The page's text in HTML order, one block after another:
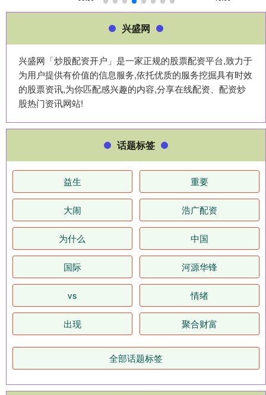
兴盛网
兴盛网「炒股配资开户」是一家正规的股票配资平台,致力于
为用户提供有价值的信息服务,依托优质的服务挖掘具有时效
的股票资讯,为你匹配感兴趣的内容,分享在线配资、配资炒
股热门资讯网站!
话题标签
益生 重要
大闹 浩广配资
为什么 中国
国际 河源华锋
vs 情绪
出现 聚合财富
全部话题标签